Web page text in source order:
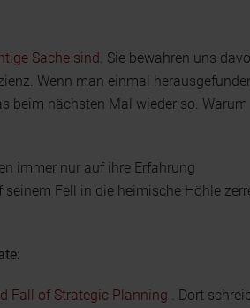
Sache sind. Sie bewahren uns
Wenn man einmal
beim nächsten Mal wieder so. Warum
immer nur auf ihre Erfahrung
Fell in die heimische Höhle
:
Fall of Strategic Planning . Dort